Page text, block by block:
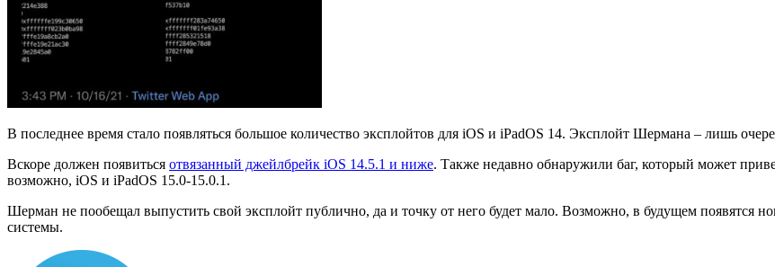
В последнее время стало появляться большое количество эксплойтов для iOS и iPadOS 14. Эксплойт Шермана – лишь
Вскоре должен появиться отвязанный джейлбрейк iOS 14.5.1 и ниже. Также недавно обнаружили баг, который может
возможно, iOS и iPadOS 15.0-15.0.1.
Шерман не пообещал выпустить свой эксплойт публично, да и точку от него будет мало. Возможно, в будущем появятся
системы.